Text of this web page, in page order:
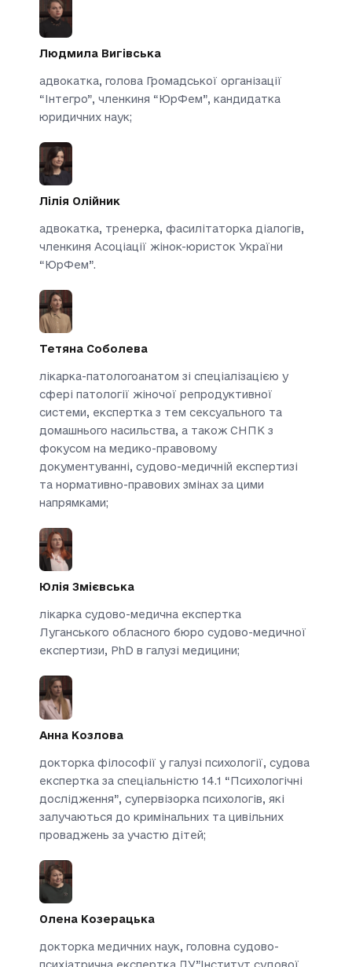
Людмила Вигівська
адвокатка, голова Громадської організації
“Інтегро”, членкиня “ЮрФем”, кандидатка
юридичних наук;
Лілія Олійник
адвокатка, тренерка, фасилітаторка діалогів,
членкиня Асоціації жінок-юристок України
“ЮрФем”.
Тетяна Соболева
лікарка-патологоанатом зі спеціалізацією у
сфері патології жіночої репродуктивної
системи, експертка з тем сексуального та
домашнього насильства, а також СНПК з
фокусом на медико-правовому
документуванні, судово-медичній експертизі
та нормативно-правових змінах за цими
напрямками;
Юлія Змієвська
лікарка судово-медична експертка
Луганського обласного бюро судово-медичної
експертизи, PhD в галузі медицини;
Анна Козлова
докторка філософії у галузі психології, судова
експертка за спеціальністю 14.1 “Психологічні
дослідження”, супервізорка психологів, які
залучаються до кримінальних та цивільних
проваджень за участю дітей;
Олена Козерацька
докторка медичних наук, головна судово-
психіатрична експертка ДУ”Інститут судової